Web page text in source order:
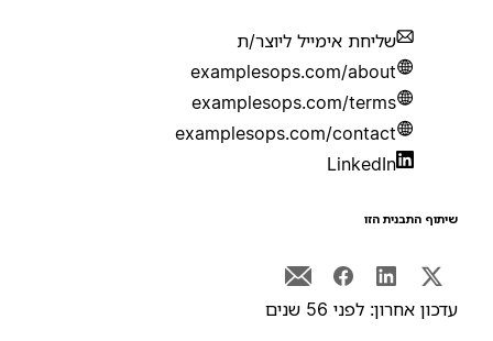
שליחת אימייל ליוצר/ת
examplesops.com/about
examplesops.com/terms
examplesops.com/contact
LinkedIn
התבנית הזו
אחרון: לפני 56 שנים